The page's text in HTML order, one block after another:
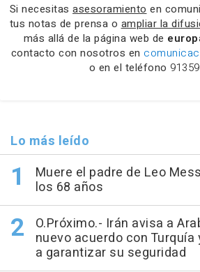
Si necesitas asesoramiento en
tus notas de prensa o ampliar la
más allá de la página web de
contacto con nosotros en
o en el teléfono
Lo más leído
Muere el padre de Leo
los 68 años
O.Próximo.- Irán avisa a
nuevo acuerdo con Turquía
a garantizar su seguridad